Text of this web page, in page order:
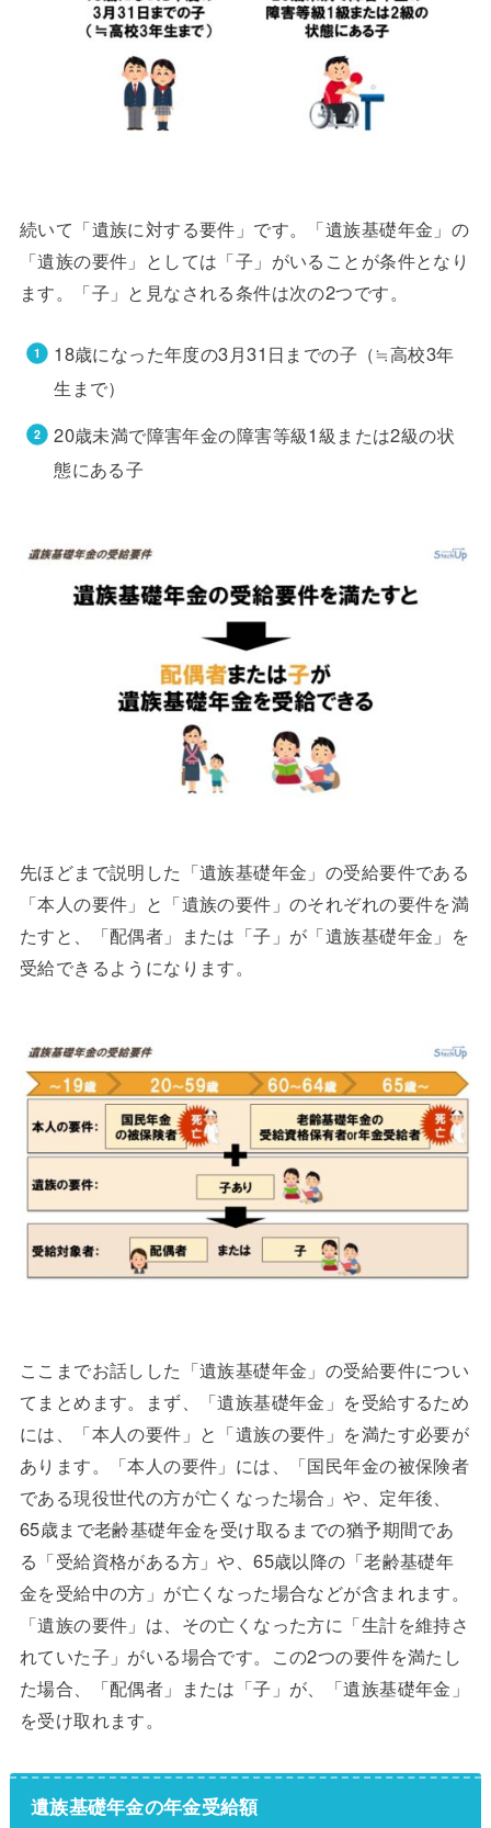
続いて「遺族に対する要件」です。「遺族基礎年金」の
「遺族の要件」としては「子」がいることが条件となり
ます。「子」と見なされる条件は次の2つです。
18歳になった年度の3月31日までの子（≒高校3年
生まで）
20歳未満で障害年金の障害等級1級または2級の状
態にある子
先ほどまで説明した「遺族基礎年金」の受給要件である
「本人の要件」と「遺族の要件」のそれぞれの要件を満
たすと、「配偶者」または「子」が「遺族基礎年金」を
受給できるようになります。
ここまでお話しした「遺族基礎年金」の受給要件につい
てまとめます。まず、「遺族基礎年金」を受給するため
には、「本人の要件」と「遺族の要件」を満たす必要が
あります。「本人の要件」には、「国民年金の被保険者
である現役世代の方が亡くなった場合」や、定年後、
65歳まで老齢基礎年金を受け取るまでの猶予期間であ
る「受給資格がある方」や、65歳以降の「老齢基礎年
金を受給中の方」が亡くなった場合などが含まれます。
「遺族の要件」は、その亡くなった方に「生計を維持さ
れていた子」がいる場合です。この2つの要件を満たし
た場合、「配偶者」または「子」が、「遺族基礎年金」
を受け取れます。
遺族基礎年金の年金受給額